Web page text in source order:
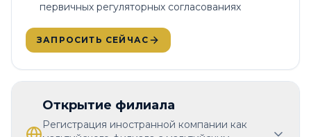
первичных регуляторных согласованиях
ЗАПРОСИТЬ СЕЙЧАС
Открытие филиала
Регистрация иностранной компании как